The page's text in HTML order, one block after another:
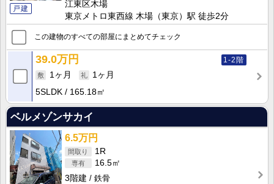
戸建
江東区木場
東京メトロ東西線 木場（東京）駅 徒歩2分
この建物のすべての部屋にまとめてチェック
1-2階
39.0万円
1ヶ月
1ヶ月
5SLDK
165.18㎡
ベルメゾンサカイ
6.5万円
1R
16.5㎡
3階建
鉄骨